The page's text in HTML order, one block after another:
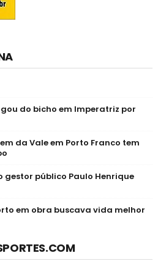
do bicho em Imperatriz por
da Vale em Porto Franco tem
gestor público Paulo Henrique
em obra buscava vida melhor